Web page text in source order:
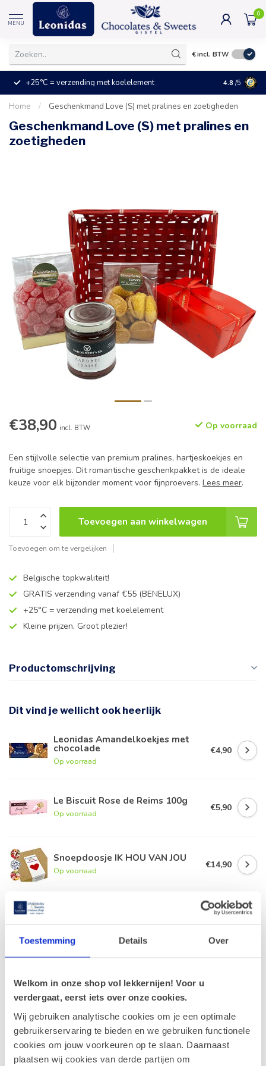
Toestemming Details Over
Welkom in onze shop vol lekkernijen! Voor u
verdergaat, eerst iets over onze cookies.
Wij gebruiken analytische cookies om je een optimale
gebruikerservaring te bieden en we gebruiken functionele
cookies om jouw voorkeuren op te slaan. Daarnaast
plaatsen wij cookies van derde partijen om
MENU
0
€incl. BTW
+25°C = verzending met koelelement Kleine
4.8 /5
Home / Geschenkmand Love (S) met pralines en zoetigheden
Geschenkmand Love (S) met pralines en
zoetigheden
€38,90 incl. BTW Op voorraad
Een stijlvolle selectie van premium pralines, hartjeskoekjes en
fruitige snoepjes. Dit romantische geschenkpakket is de ideale
keuze voor elk bijzonder moment voor fijnproevers. Lees meer.
Toevoegen aan winkelwagen
Toevoegen om te vergelijken
Belgische topkwaliteit!
GRATIS verzending vanaf €55 (BENELUX)
+25°C = verzending met koelelement
Kleine prijzen, Groot plezier!
Productomschrijving
Dit vind je wellicht ook heerlijk
Leonidas Amandelkoekjes met
chocolade
Op voorraad
€4,90
Le Biscuit Rose de Reims 100g
Op voorraad
€5,90
Snoepdoosje IK HOU VAN JOU
Op voorraad
€14,90
Op voorraad
Recent bekeken